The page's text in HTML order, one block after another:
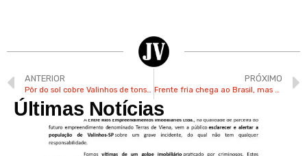
ANTERIOR
Pôr do sol cobre Valinhos de tons alaranjados nas cores do verão
PRÓXIMO
Frente fria chega ao Brasil, mas calor deve permanecer em Valinhos
Últimas Notícias